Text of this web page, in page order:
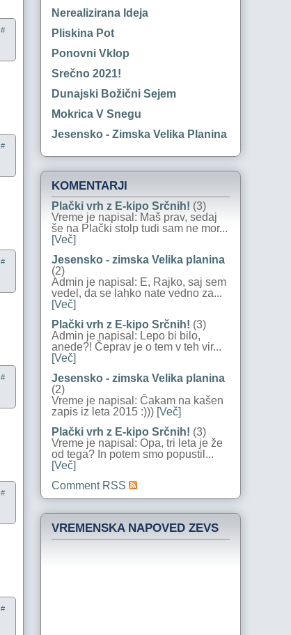
#
#
#
#
#
#
Nerealizirana Ideja
Pliskina Pot
Ponovni Vklop
Srečno 2021!
Dunajski Božični Sejem
Mokrica V Snegu
Jesensko - Zimska Velika Planina
KOMENTARJI
Plački vrh z E-kipo Srčnih! (3)
Vreme je napisal: Maš prav, sedaj
še na Plački stolp tudi sam ne mor...
[Več]
Jesensko - zimska Velika planina
(2)
Admin je napisal: E, Rajko, saj sem
vedel, da se lahko nate vedno za...
[Več]
Plački vrh z E-kipo Srčnih! (3)
Admin je napisal: Lepo bi bilo,
anede?! Čeprav je o tem v teh vir...
[Več]
Jesensko - zimska Velika planina
(2)
Vreme je napisal: Čakam na kašen
zapis iz leta 2015 :))) [Več]
Plački vrh z E-kipo Srčnih! (3)
Vreme je napisal: Opa, tri leta je že
od tega? In potem smo popustil...
[Več]
Comment RSS
VREMENSKA NAPOVED ZEVS